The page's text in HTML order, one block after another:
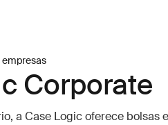
empresas
Corporate
a Case Logic oferece bolsas